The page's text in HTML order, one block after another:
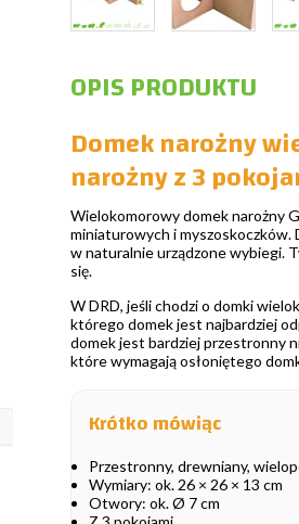
OPIS PRODUKTU
Domek narożny
narożny z 3
Wielokomorowy domek narożny
miniaturowych i myszoskoczków.
w naturalnie urządzone wybiegi.
się.
W DRD, jeśli chodzi o domki
którego domek jest najbardziej
domek jest bardziej przestronny
które wymagają osłoniętego
Krótko mówiąc
Przestronny, drewniany,
Wymiary: ok. 26 × 26 × 13 cm
Otwory: ok. Ø 7 cm